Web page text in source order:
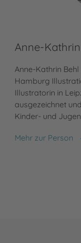
Anne-
Anne-Kathrin
Hamburg
Illustratorin in
ausgezeichnet
Kinder- und
Mehr zur Person
Anne-Kathrin Behl